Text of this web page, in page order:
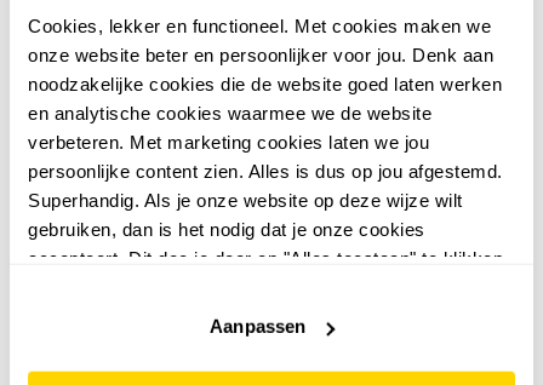
Cookies, lekker en functioneel. Met cookies maken we
onze website beter en persoonlijker voor jou. Denk aan
noodzakelijke cookies die de website goed laten werken
en analytische cookies waarmee we de website
verbeteren. Met marketing cookies laten we jou
persoonlijke content zien. Alles is dus op jou afgestemd.
Superhandig. Als je onze website op deze wijze wilt
gebruiken, dan is het nodig dat je onze cookies
accepteert. Dit doe je door op "Alles toestaan" te klikken.
website niet optimaal functioneert.
Aanpassen